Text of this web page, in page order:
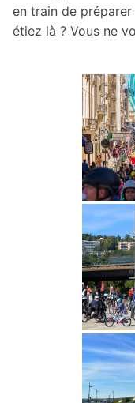
en train de préparer
étiez là ? Vous ne